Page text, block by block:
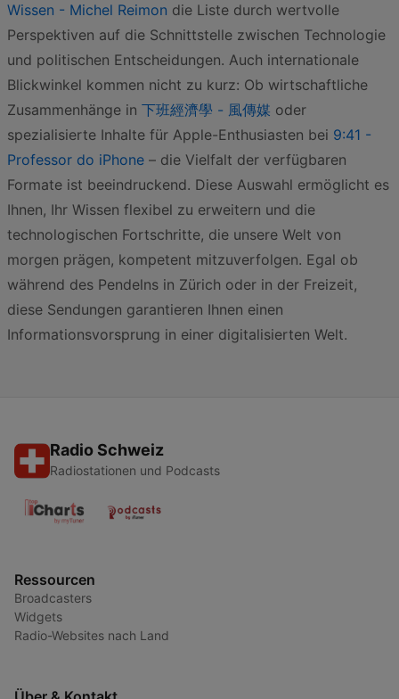
Wissen - Michel Reimon die Liste durch wertvolle
Perspektiven auf die Schnittstelle zwischen Technologie
und politischen Entscheidungen. Auch internationale
Blickwinkel kommen nicht zu kurz: Ob wirtschaftliche
Zusammenhänge in 下班經濟學 - 風傳媒 oder
spezialisierte Inhalte für Apple-Enthusiasten bei 9:41 -
Professor do iPhone – die Vielfalt der verfügbaren
Formate ist beeindruckend. Diese Auswahl ermöglicht es
Ihnen, Ihr Wissen flexibel zu erweitern und die
technologischen Fortschritte, die unsere Welt von
morgen prägen, kompetent mitzuverfolgen. Egal ob
während des Pendelns in Zürich oder in der Freizeit,
diese Sendungen garantieren Ihnen einen
Informationsvorsprung in einer digitalisierten Welt.
Radio Schweiz
Radiostationen und Podcasts
Ressourcen
Broadcasters
Widgets
Radio-Websites nach Land